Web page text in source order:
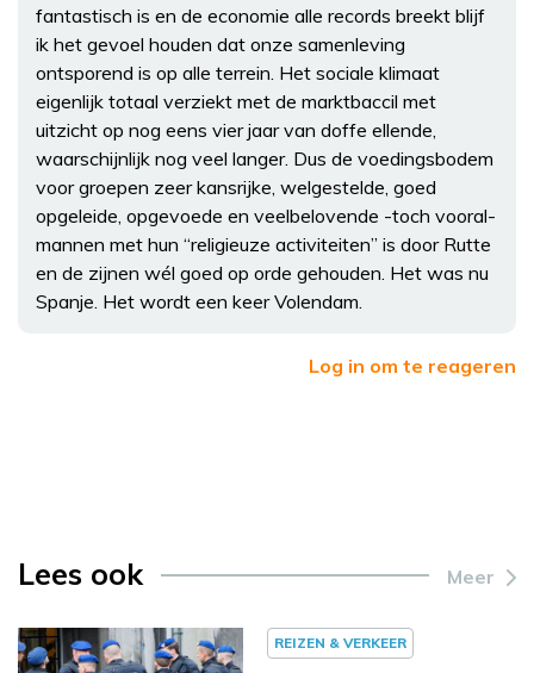
fantastisch is en de economie alle records breekt blijf
ik het gevoel houden dat onze samenleving
ontsporend is op alle terrein. Het sociale klimaat
eigenlijk totaal verziekt met de marktbaccil met
uitzicht op nog eens vier jaar van doffe ellende,
waarschijnlijk nog veel langer. Dus de voedingsbodem
voor groepen zeer kansrijke, welgestelde, goed
opgeleide, opgevoede en veelbelovende -toch vooral-
mannen met hun “religieuze activiteiten” is door Rutte
en de zijnen wél goed op orde gehouden. Het was nu
Spanje. Het wordt een keer Volendam.
Log in om te reageren
Lees ook Meer
REIZEN & VERKEER